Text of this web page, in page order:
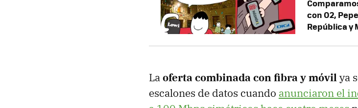
con O2,
República y
Laoferta combinada con fibra y móvilya
escalones de datos cuando anunciaron el